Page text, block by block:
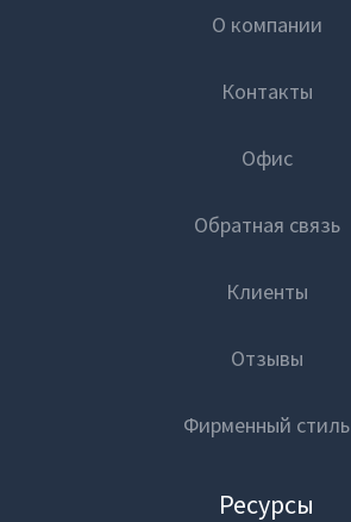
О компании
Контакты
Офис
Обратная связь
Клиенты
Отзывы
Фирменный стиль
Ресурсы